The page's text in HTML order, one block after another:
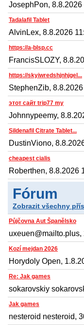
JosephPon,
Tadalafil Tablet
AlvinLex, 8.8.2026
https://a-blsp.cc
FrancisSLOZY,
https://skyiwredshjnhjgel...
StephenZib,
этот сайт trip77 my
Johnnypeemy,
Sildenafil Citrate Tablet...
DustinViono,
cheapest cialis
Roberthen, 8.8.2026
Fórum
Zobrazit všechny
Půjčovna Aut Španělsko
uxeuen@mailto.plus,
Kozí mejdan 2026
Horydoly Open,
Re: Jak games
sokarovskiy
Jak games
nesteroid nesteroid,